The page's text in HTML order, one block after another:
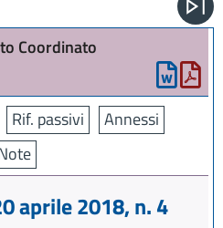
Coordinato
Rif. passivi
Annessi
aprile 2018, n. 4